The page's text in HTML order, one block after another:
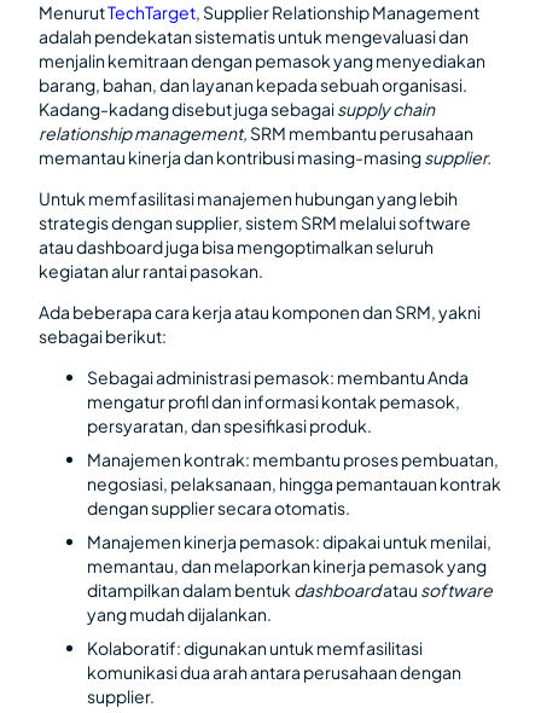
MenurutTechTarget, Supplier Relationship Management
adalah pendekatan sistematis untuk mengevaluasi dan
menjalin kemitraan dengan pemasok yang menyediakan
barang, bahan, dan layanan kepada sebuah organisasi.
Kadang-kadang disebut juga sebagaisupply chain
relationship management, SRM membantu perusahaan
memantau kinerja dan kontribusi masing-masingsupplier.
Untuk memfasilitasi manajemen hubungan yang lebih
strategis dengan supplier, sistem SRM melalui software
atau dashboard juga bisa mengoptimalkan seluruh
kegiatan alur rantai pasokan.
Ada beberapa cara kerja atau komponen dan SRM, yakni
sebagai berikut:
Sebagai administrasi pemasok: membantu Anda
mengatur profil dan informasi kontak pemasok,
persyaratan, dan spesifikasi produk.
Manajemen kontrak: membantu proses pembuatan,
negosiasi, pelaksanaan, hingga pemantauan kontrak
dengan supplier secara otomatis.
Manajemen kinerja pemasok: dipakai untuk menilai,
memantau, dan melaporkan kinerja pemasok yang
ditampilkan dalam bentuk dashboardatau software
yang mudah dijalankan.
Kolaboratif: digunakan untuk memfasilitasi
komunikasi dua arah antara perusahaan dengan
supplier.